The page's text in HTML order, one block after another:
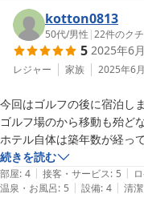
kotton0813
50代/男性 |22件のク
5 2025年6
レジャー 家族 2025年6月
今回はゴルフの後に宿泊しま
ゴルフ場のから移動も殆ど
ホテル自体は築年数が経っ
も快適過ごせました。
温泉も泉質がよく、露天風
食事もゴルフ場の併設ホテ
続きを読む
部屋: 4 | 接客・サービス: 5 |
温泉・お風呂: 5 | 設備: 4 | 清